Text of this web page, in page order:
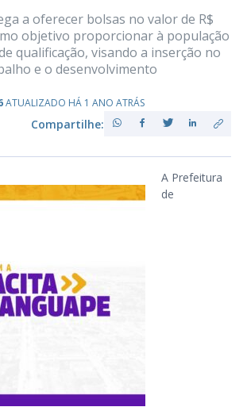
a oferecer bolsas no valor de R$
objetivo proporcionar à população
qualificação, visando a inserção no
e o desenvolvimento
ATUALIZADO HÁ 1 ANO ATRÁS
Compartilhe:
A Prefeitura
de